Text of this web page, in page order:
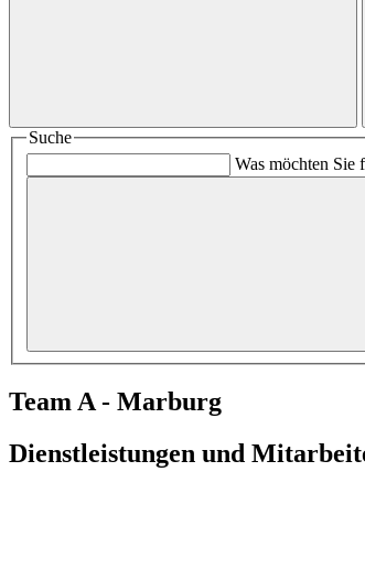
Suche
Was möchten Sie
Team A - Marburg
Dienstleistungen und